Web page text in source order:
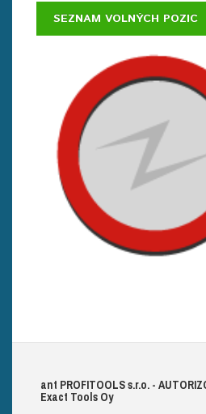
SEZNAM VOLNÝCH POZIC
ant PROFITOOLSs.r.o. -
Exact Tools Oy